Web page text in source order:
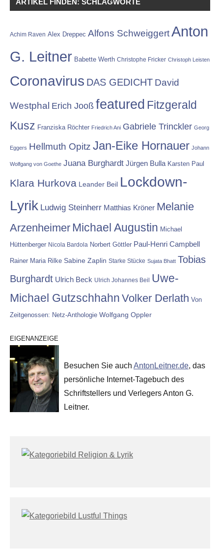
Achim Raven Alex Dreppec Alfons SchweiggertAnton
G. Leitner Babette Werth Christophe Fricker Christoph Leisten
Coronavirus DAS GEDICHT David
Westphal Erich Jooß featured Fitzgerald
Kusz Franziska Röchter Friedrich Ani Gabriele Trinckler Georg
Eggers Hellmuth Opitz Jan-Eike Hornauer Johann
Wolfgang von Goethe Juana Burghardt Jürgen Bulla Karsten Paul
Klara Hurkova Leander Beil Lockdown-
Lyrik Ludwig Steinherr Matthias Kröner Melanie
Arzenheimer Michael Augustin Michael
Hüttenberger Nicola Bardola Norbert Göttler Paul-Henri Campbell
Rainer Maria Rilke Sabine Zaplin Starke Stücke Sujata Bhatt Tobias
Burghardt Ulrich Beck Ulrich Johannes Beil Uwe-
Michael Gutzschhahn Volker Derlath Von
Zeitgenossen: Netz-Anthologie Wolfgang Oppler
EIGENANZEIGE
Besuchen Sie auch AntonLeitner.de, das
persönliche Internet-Tagebuch des
Schriftstellers und Verlegers Anton G.
Leitner.